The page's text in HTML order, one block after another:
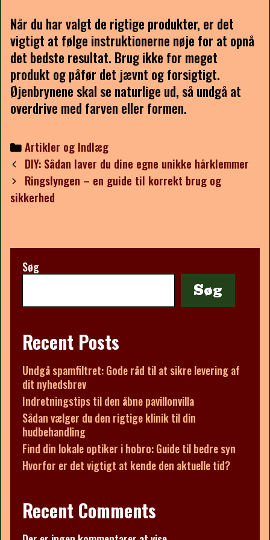
Når du har valgt de rigtige produkter, er det
vigtigt at følge instruktionerne nøje for at opnå
det bedste resultat. Brug ikke for meget
produkt og påfør det jævnt og forsigtigt.
Øjenbrynene skal se naturlige ud, så undgå at
overdrive med farven eller formen.
Categories
Artikler og Indlæg
Post
navigation
DIY: Sådan laver du dine egne unikke hårklemmer
Ringslyngen – en guide til korrekt brug og
sikkerhed
Søg
Søg
Recent Posts
Undgå spamfiltret: Gode råd til at sikre levering af
dit nyhedsbrev
Indretningstips til den åbne pavillonvilla
Sådan vælger du den rigtige klinik til din
hudbehandling
Find din lokale optiker i hobro: Guide til bedre syn
Hvorfor er det vigtigt at kende den aktuelle tid?
Recent Comments